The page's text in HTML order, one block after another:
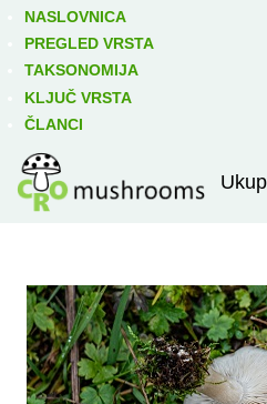
NASLOVNICA
PREGLED VRSTA
TAKSONOMIJA
KLJUČ VRSTA
ČLANCI
Izravno podređene